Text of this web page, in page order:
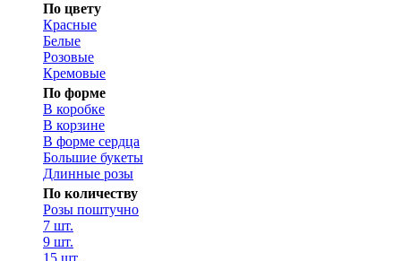
По цвету
Красные
Белые
Розовые
Кремовые
По форме
В коробке
В корзине
В форме сердца
Большие букеты
Длинные розы
По количеству
Розы поштучно
7 шт.
9 шт.
15 шт.